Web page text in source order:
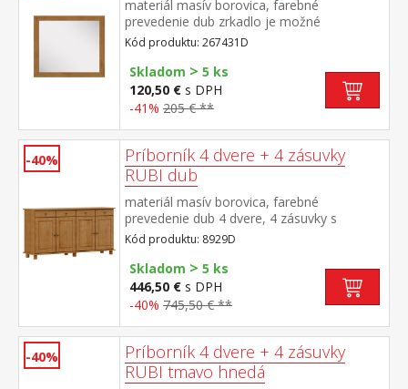
materiál masív borovica, farebné
prevedenie dub zrkadlo je možné
kombinovať s nábytkom z radu TOPAZIO
dub a RUBI dub
Kód produktu: 267431D
Skladom > 5 ks
120,50 € s DPH
-41% 205 € **
-40%
Príborník 4 dvere + 4 zásuvky
RUBI dub
materiál masív borovica, farebné
prevedenie dub 4 dvere, 4 zásuvky s
kovovými pojazdmi, 2 police
Kód produktu: 8929D
Skladom > 5 ks
446,50 € s DPH
-40% 745,50 € **
-40%
Príborník 4 dvere + 4 zásuvky
RUBI tmavo hnedá